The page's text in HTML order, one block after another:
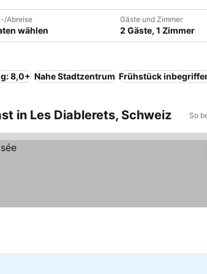
Abreise
wählen
Gäste und Zimmer
2 Gäste, 1 Zimmer
8,0+ Nahe Stadtzentrum Frühstück
in Les Diablerets, Schweiz So